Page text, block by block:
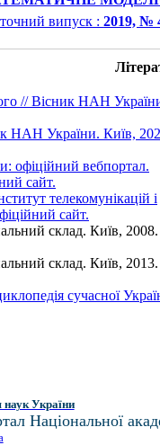
випуск :2019, №
// Вісник НАН
НАН України. Київ,
офіційний вебпортал.
сайт.
телекомунікацій і
сайт.
склад. Київ,
склад. Київ,
сучасної
наук України
Національної